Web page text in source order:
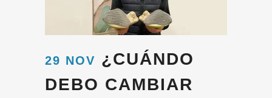
29 NOV ¿CUÁNDO
DEBO CAMBIAR